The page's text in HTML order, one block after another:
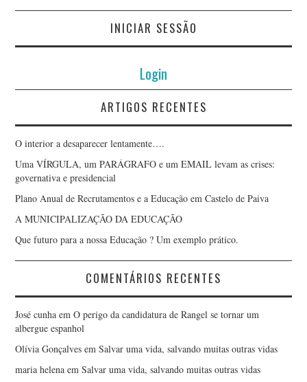
INICIAR SESSÃO
Login
ARTIGOS RECENTES
O interior a desaparecer lentamente….
Uma VÍRGULA, um PARÁGRAFO e um EMAIL levam as crises:
governativa e presidencial
Plano Anual de Recrutamentos e a Educação em Castelo de Paiva
A MUNICIPALIZAÇÃO DA EDUCAÇÃO
Que futuro para a nossa Educação ? Um exemplo prático.
COMENTÁRIOS RECENTES
José cunha emO perigo da candidatura de Rangel se tornar um
albergue espanhol
Olívia Gonçalves emSalvar uma vida, salvando muitas outras vidas
maria helena emSalvar uma vida, salvando muitas outras vidas